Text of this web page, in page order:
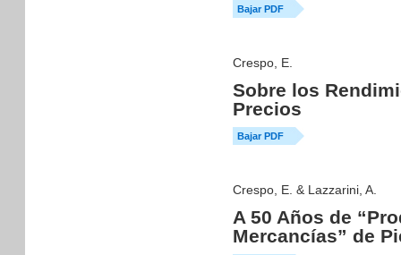
Bajar PDF
Crespo, E.
Sobre los
Precios
Bajar PDF
Crespo, E. & Lazzarini, A.
A 50 Años de
Mercancías” de